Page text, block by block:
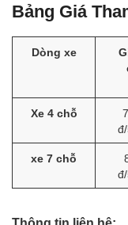
Bảng Giá
Dòng xe
Xe 4 chỗ
xe 7 chỗ